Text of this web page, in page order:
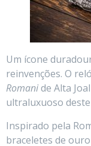
Um ícone
reinvenções. O
Romanide Alta
ultraluxuoso
Inspirado pela
braceletes de